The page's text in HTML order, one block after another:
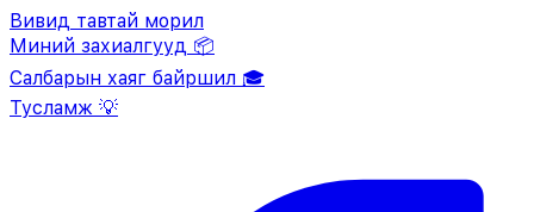
Вивид тавтай морил
Миний захиалгууд 📦
Салбарын хаяг байршил 🎓
Тусламж 💡